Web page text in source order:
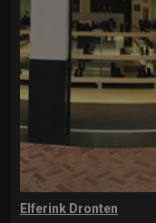
Elferink Dronten